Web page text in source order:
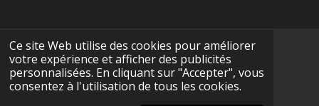
Ce site Web utilise des cookies pour améliorer
votre expérience et afficher des publicités
personnalisées. En cliquant sur "Accepter", vous
consentez à l'utilisation de tous les cookies.
F
a
c
I
n
s
Y
o
u
T
i
k
W
h
a
CGV